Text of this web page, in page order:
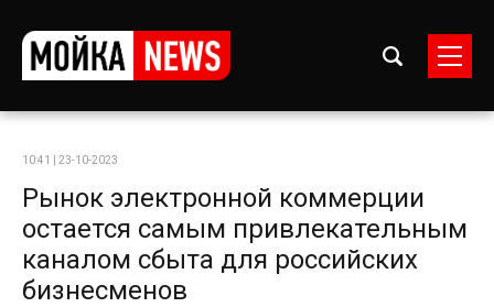
10:41 | 23-10-2023
Рынок электронной коммерции
остается самым привлекательным
каналом сбыта для российских
бизнесменов